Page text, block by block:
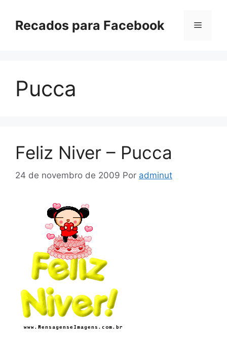
paraRecados para Facebook Menu
Pucca
Feliz Niver – Pucca
24 de novembro de 2009 Por adminut